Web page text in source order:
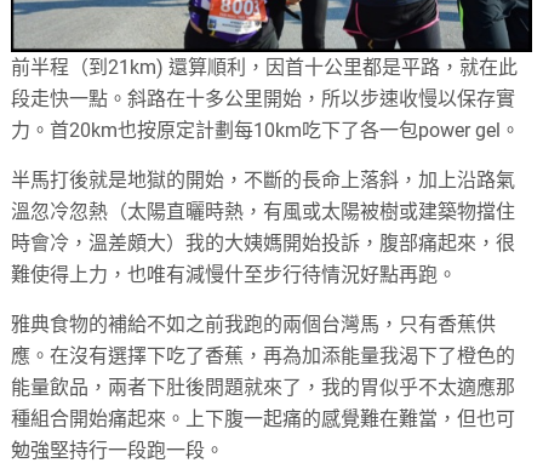
前半程（到 21km)還算順利，因首十公里都是平路，就在此
段走快一點。斜路在十多公里開始，所以步速收慢以保存實
力。首20km也按原定計劃每10km吃下了各一包power gel 。
半馬打後就是地獄的開始，不斷的長命上落斜，加上沿路氣
溫忽冷忽熱（太陽直曬時熱，有風或太陽被樹或建築物擋住
時會冷，溫差頗大）我的大姨媽開始投訴，腹部痛起來，很
難使得上力，也唯有減慢什至步行待情況好點再跑。
雅典食物的補給不如之前我跑的兩個台灣馬，只有香蕉供
應。在沒有選擇下吃了香蕉，再為加添能量我渴下了橙色的
能量飲品，兩者下肚後問題就來了，我的胃似乎不太適應那
種組合開始痛起來。上下腹一起痛的感覺難在難當，但也可
勉強堅持行一段跑一段。